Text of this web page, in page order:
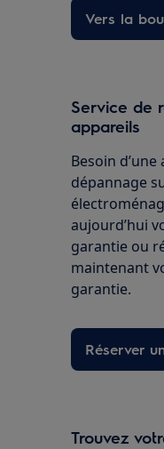
Vers la
Service de
appareils
Besoin d’une
dépannage
aujourd’hui
garantie ou
maintenant
garantie.
Réserver
Trouvez